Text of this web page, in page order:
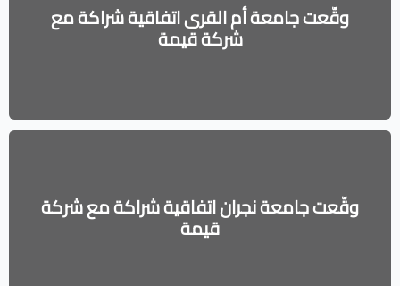
وقّعت جامعة أم القرى اتفاقية شراكة مع
شركة قيمة
وقّعت جامعة نجران اتفاقية شراكة مع شركة
قيمة